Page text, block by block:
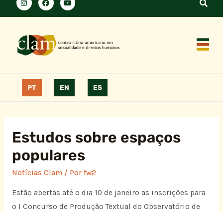
PT EN ES
Estudos sobre espaços
populares
Notícias Clam/ Por fw2
Estão abertas até o dia 10 de janeiro as inscrições para
o I Concurso de Produção Textual do Observatório de